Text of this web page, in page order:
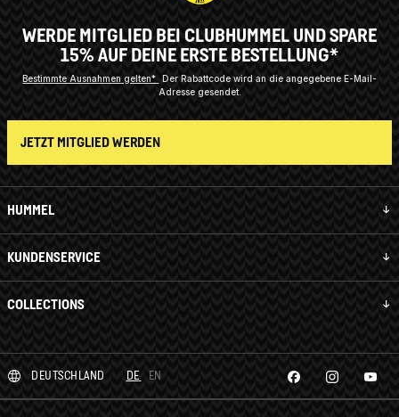
HUMMEL
KUNDENSERVICE
COLLECTIONS
WERDE MITGLIED BEI CLUBHUMMEL UND SPARE
15% AUF DEINE ERSTE BESTELLUNG*
Bestimmte Ausnahmen gelten*
Der Rabattcode wird an die angegebene E-Mail-
Adresse gesendet.
JETZT MITGLIED WERDEN
DEUTSCHLAND DE EN